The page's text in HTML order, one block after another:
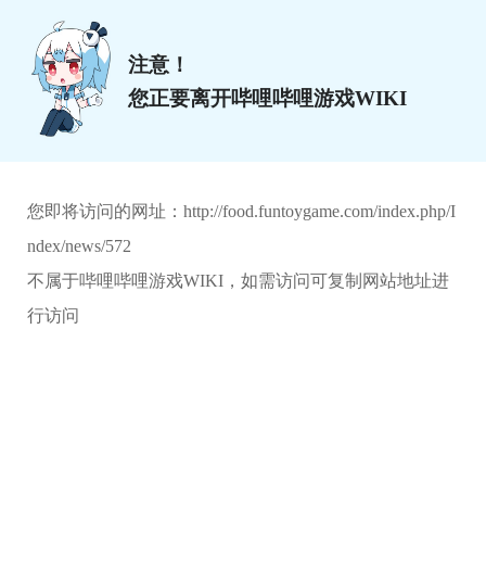
注意！
您正要离开哔哩哔哩游戏WIKI
您即将访问的网址： http://food.funtoygame.com/index.php/I
ndex/news/572
不属于哔哩哔哩游戏WIKI，如需访问可复制网站地址进
行访问